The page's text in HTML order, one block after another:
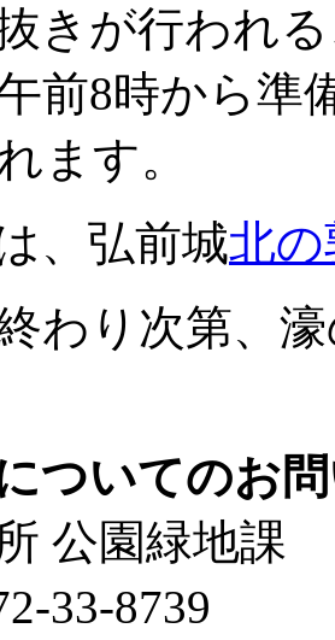
きが行われ
前8時から準
ます。
、弘前城北の
わり次第、
ついてのお
公園緑地課
33-8739